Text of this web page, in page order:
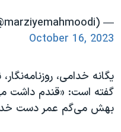
— marziye mahmoodi (@marziyemahmoodi)
October 16, 2023
یگانه خدامی،
گفته است: «قندم داشت
بهش می‌گم عمر دست